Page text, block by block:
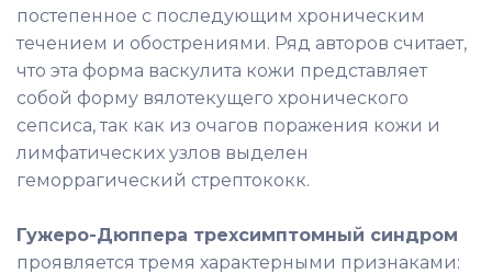
постепенное с последующим хроническим
течением и обострениями. Ряд авторов считает,
что эта форма васкулита кожи представляет
собой форму вялотекущего хронического
сепсиса, так как из очагов поражения кожи и
лимфатических узлов выделен
геморрагический стрептококк.
Гужеро-Дюппера трехсимптомный синдром
проявляется тремя характерными признаками: